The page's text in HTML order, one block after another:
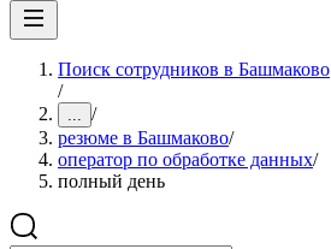
Поиск сотрудников в Башмаково
/
... /
резюме в Башмаково/
оператор по обработке данных/
полный день